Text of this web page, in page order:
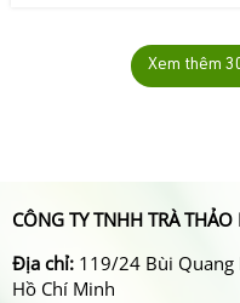
Xem thêm
CÔNG TY TNHH TRÀ
Địa chỉ: 119/24 Bùi Quang
Hồ Chí Minh